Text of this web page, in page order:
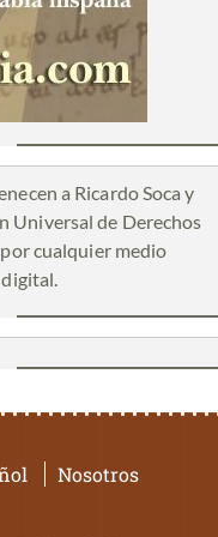
a Ricardo Soca y
Universal de Derechos
cualquier medio
Nosotros